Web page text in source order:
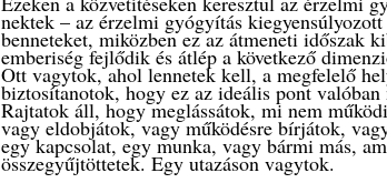
nektek – az érzelmi gyógyítás
benneteket, miközben ez az átmeneti időszak
emberiség fejlődik és átlép a következő
Ott vagytok, ahol lennetek kell, a megfelelő
biztosítanotok, hogy ez az ideális pont valóban
Rajtatok áll, hogy meglássátok, mi nem
vagy eldobjátok, vagy működésre bírjátok,
egy kapcsolat, egy munka, vagy bármi más,
összegyűjtöttetek. Egy utazáson vagytok.